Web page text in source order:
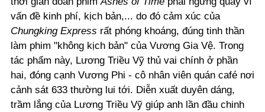
vấn đề kinh phí, kịch bản,... do đó cảm xúc của
Chungking Express rất phóng khoáng, đúng tinh thần
làm phim "không kịch bản" của Vương Gia Vệ. Trong
tác phẩm này, Lương Triều Vỹ thủ vai chính ở phần
hai, đóng cạnh Vương Phi - cô nhân viên quán café nơi
cảnh sát 633 thường lui tới. Diễn xuất duyên dáng,
trầm lắng của Lương Triều Vỹ giúp anh lần đầu chinh